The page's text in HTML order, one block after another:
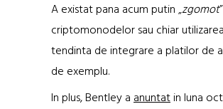
A existat pana acum putin „zgomot
criptomonodelor sau chiar utilizarea
tendinta de integrare a platilor de
de exemplu.
In plus, Bentley aanuntatin luna